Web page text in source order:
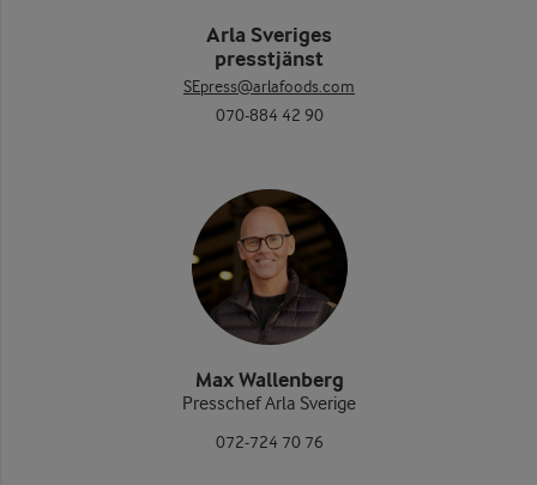
Arla Sveriges
presstjänst
SEpress@arlafoods.com
070-884 42 90
Max Wallenberg
Presschef Arla Sverige
072-724 70 76